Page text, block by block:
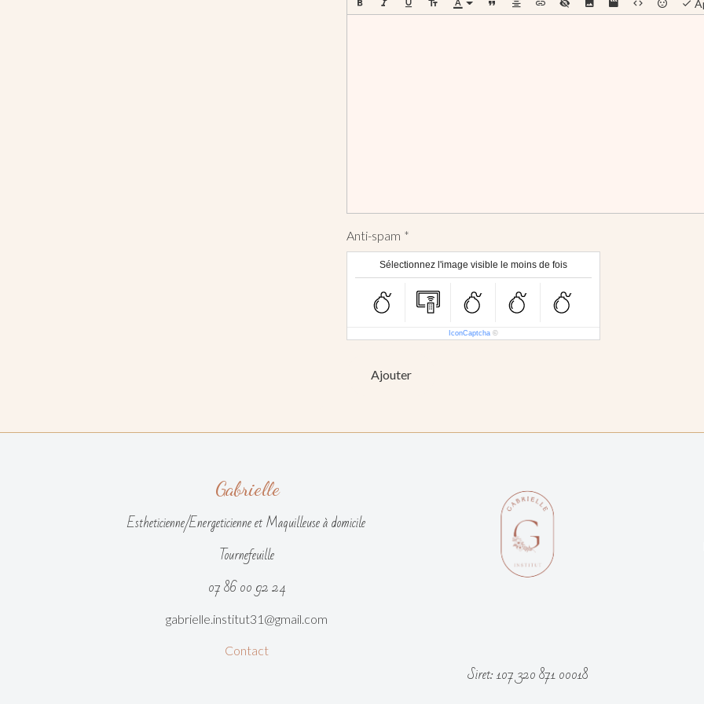
Anti-spam
Sélectionnez l'image visible le moins de fois
IconCaptcha©
Ajouter
Gabrielle
Estheticienne/Energeticienne et Maquilleuse à domicile
Tournefeuille
07 86 00 92 24
gabrielle.institut31@gmail.com
Contact
Siret: 107 320 871 00018